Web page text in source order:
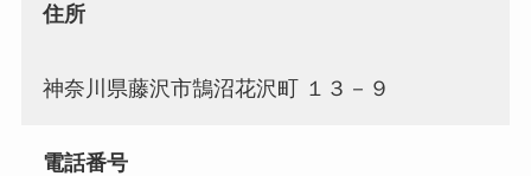
住所
神奈川県藤沢市鵠沼花沢町 １３－９
電話番号